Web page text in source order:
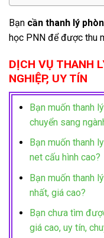
Bạn cần thanh lý
học PNN để được thu
DỊCH VỤ THANH
NGHIỆP, UY TÍN
Bạn muốn thanh
chuyển sang
Bạn muốn thanh
net cấu hình cao?
Bạn muốn thanh
nhất, giá cao?
Bạn chưa tìm
giá cao, uy tín,